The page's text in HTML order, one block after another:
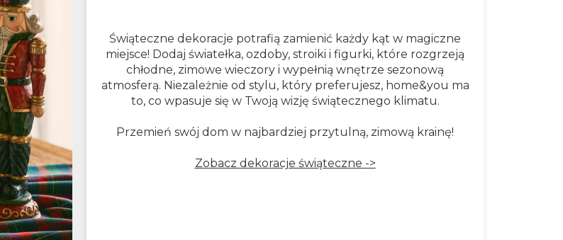
Świąteczne dekoracje potrafią zamienić każdy kąt w magiczne
miejsce! Dodaj światełka, ozdoby, stroiki i figurki, które rozgrzeją
chłodne, zimowe wieczory i wypełnią wnętrze sezonową
atmosferą. Niezależnie od stylu, który preferujesz, home&you ma
to, co wpasuje się w Twoją wizję świątecznego klimatu.
Przemień swój dom w najbardziej przytulną, zimową krainę!
Zobacz dekoracje świąteczne ->